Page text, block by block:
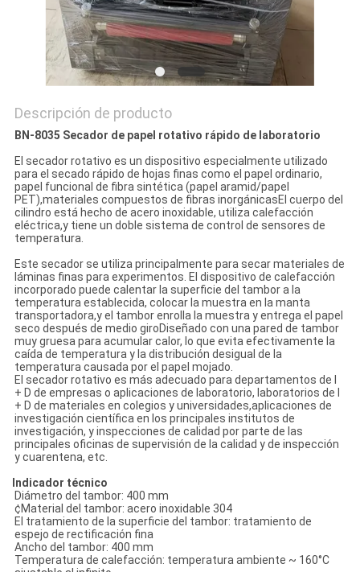
PRIVACY
POLICY
Descripción de producto
BN-8035 Secador de papel rotativo rápido de laboratorio
El secador rotativo es un dispositivo especialmente utilizado
para el secado rápido de hojas finas como el papel ordinario,
papel funcional de fibra sintética (papel aramid/papel
PET),materiales compuestos de fibras inorgánicasEl cuerpo del
cilindro está hecho de acero inoxidable, utiliza calefacción
eléctrica,y tiene un doble sistema de control de sensores de
temperatura.
Este secador se utiliza principalmente para secar materiales de
láminas finas para experimentos. El dispositivo de calefacción
incorporado puede calentar la superficie del tambor a la
temperatura establecida, colocar la muestra en la manta
transportadora,y el tambor enrolla la muestra y entrega el papel
seco después de medio giroDiseñado con una pared de tambor
muy gruesa para acumular calor, lo que evita efectivamente la
caída de temperatura y la distribución desigual de la
temperatura causada por el papel mojado.
El secador rotativo es más adecuado para departamentos de I
+ D de empresas o aplicaciones de laboratorio, laboratorios de I
+ D de materiales en colegios y universidades,aplicaciones de
investigación científica en los principales institutos de
investigación, y inspecciones de calidad por parte de las
principales oficinas de supervisión de la calidad y de inspección
y cuarentena, etc.
Indicador técnico
Diámetro del tambor: 400 mm
¢Material del tambor: acero inoxidable 304
El tratamiento de la superficie del tambor: tratamiento de
espejo de rectificación fina
Ancho del tambor: 400 mm
Temperatura de calefacción: temperatura ambiente ~ 160°C